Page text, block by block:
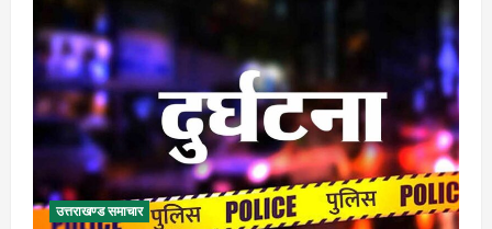
उत्तराखण्ड समाचार